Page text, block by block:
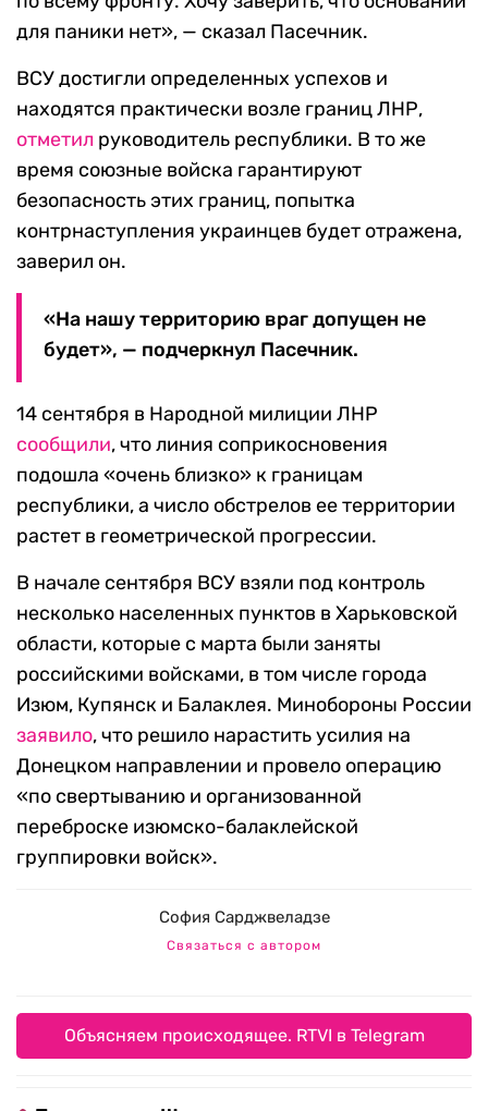
для паники нет», — сказал Пасечник.
ВСУ достигли определенных успехов и
находятся практически возле границ ЛНР,
отметил руководитель республики. В то же
время союзные войска гарантируют
безопасность этих границ, попытка
контрнаступления украинцев будет отражена,
заверил он.
«На нашу территорию враг допущен не
будет», — подчеркнул Пасечник.
14 сентября в Народной милиции ЛНР
сообщили, что линия соприкосновения
подошла «очень близко» к границам
республики, а число обстрелов ее территории
растет в геометрической прогрессии.
В начале сентября ВСУ взяли под контроль
несколько населенных пунктов в Харьковской
области, которые с марта были заняты
российскими войсками, в том числе города
Изюм, Купянск и Балаклея. Минобороны России
заявило, что решило нарастить усилия на
Донецком направлении и провело операцию
«по свертыванию и организованной
переброске изюмско-балаклейской
группировки войск».
София Сарджвеладзе
Связаться с автором
Объясняем происходящее. RTVI в Telegram